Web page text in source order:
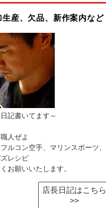
生産、欠品、新作案内など
記書いてます～
人ぜよ
ルコン空手、マリンスポーツ、
レシピ
お願いいたします。
店長日記はこちら
>>